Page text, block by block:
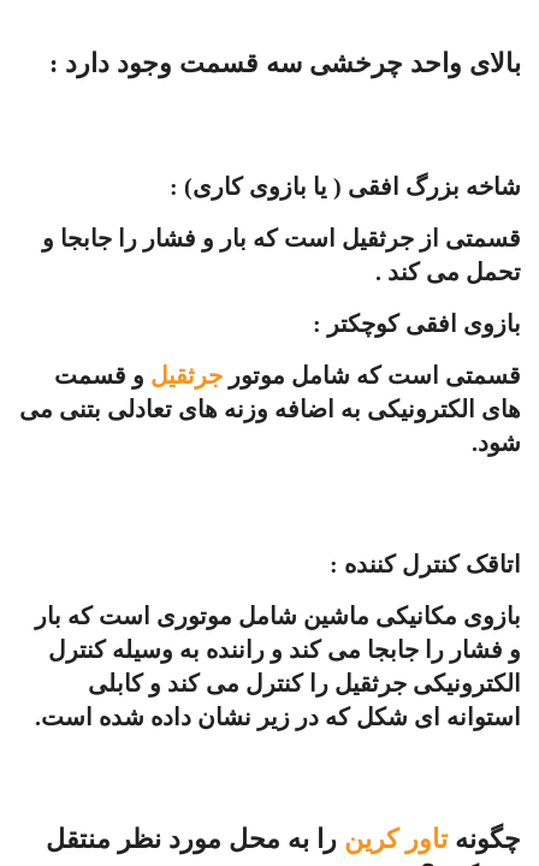
بالای واحد چرخشی سه قسمت وجود دارد :
شاخه بزرگ افقی ( یا بازوی کاری) :
قسمتی از جرثقیل است که بار و فشار را جابجا و
تحمل می کند .
بازوی افقی کوچکتر :
قسمتی است که شامل موتور جرثقیل و قسمت
های الکترونیکی به اضافه وزنه های تعادلی بتنی می
شود.
اتاقک کنترل کننده :
بازوی مکانیکی ماشین شامل موتوری است که بار
و فشار را جابجا می کند و راننده به وسیله کنترل
الکترونیکی جرثقیل را کنترل می کند و کابلی
استوانه ای شکل که در زیر نشان داده شده است.
چگونهتاور کرین را به محل مورد نظر منتقل